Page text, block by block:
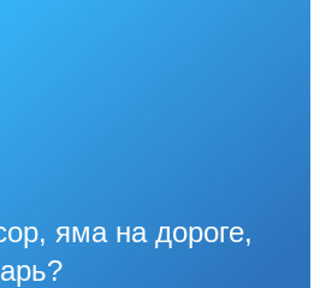
яма на дороге,